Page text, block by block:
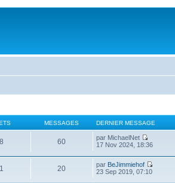
MESSAGES DERNIER MESSAGE
60
par MichaelNet
17 Nov 2024, 18:36
20 par BeJimmiehof
23 Sep 2019, 07:10